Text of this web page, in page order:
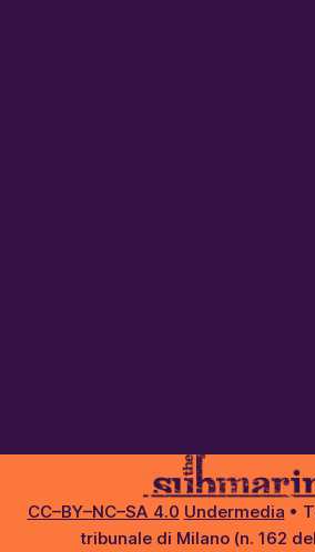
CC–BY–NC–SA 4.0 Undermedia •
tribunale di Milano (n. 162